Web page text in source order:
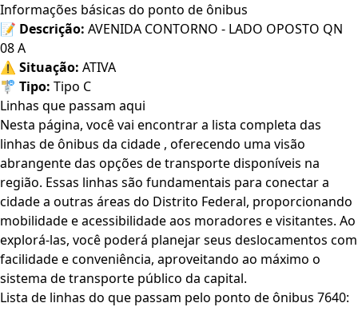
Informações básicas do ponto de ônibus
📝 Descrição: AVENIDA CONTORNO - LADO OPOSTO QN
08 A
⚠️ Situação: ATIVA
🚏 Tipo: Tipo C
Linhas que passam aqui
Nesta página, você vai encontrar a lista completa das
linhas de ônibus da cidade , oferecendo uma visão
abrangente das opções de transporte disponíveis na
região. Essas linhas são fundamentais para conectar a
cidade a outras áreas do Distrito Federal, proporcionando
mobilidade e acessibilidade aos moradores e visitantes. Ao
explorá-las, você poderá planejar seus deslocamentos com
facilidade e conveniência, aproveitando ao máximo o
sistema de transporte público da capital.
Lista de linhas do que passam pelo ponto de ônibus 7640: